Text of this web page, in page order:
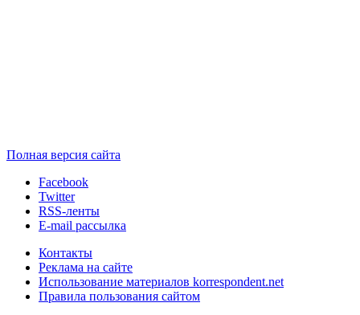
Полная версия сайта
Facebook
Twitter
RSS-ленты
E-mail рассылка
Контакты
Реклама на сайте
Использование материалов korrespondent.net
Правила пользования сайтом